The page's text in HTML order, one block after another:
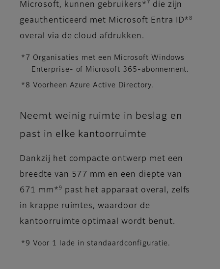
Microsoft, kunnen gebruikers* 7
die zijn
geauthenticeerd met Microsoft Entra ID*8
overal via de cloud afdrukken.
*7 Organisaties met een Microsoft Windows
Enterprise- of Microsoft 365-abonnement.
*8 Voorheen Azure Active Directory.
Neemt weinig ruimte in beslag en
past in elke kantoorruimte
Dankzij het compacte ontwerp met een
breedte van 577 mm en een diepte van
671 mm* 9
past het apparaat overal, zelfs
in krappe ruimtes, waardoor de
kantoorruimte optimaal wordt benut.
*9 Voor 1 lade in standaardconfiguratie.